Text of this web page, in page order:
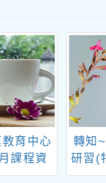
育中心
課程資
轉知
研習(